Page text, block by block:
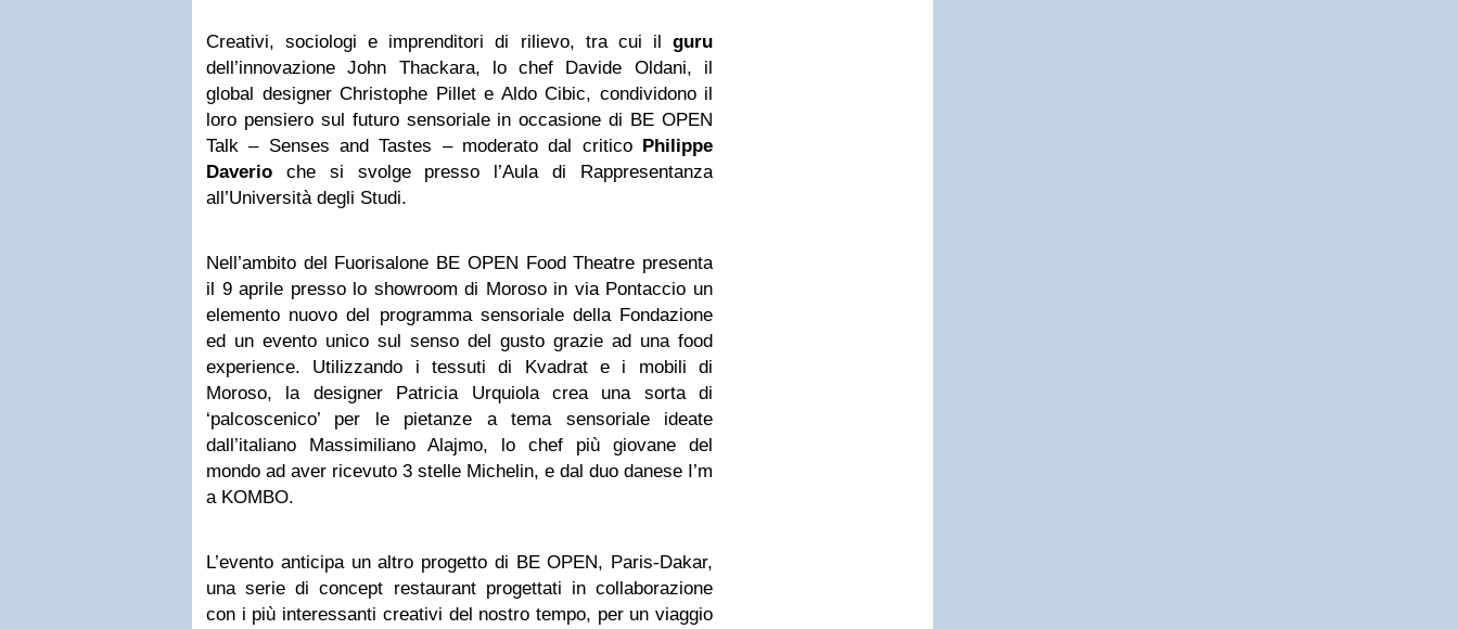
Creativi, sociologi e imprenditori di rilievo, tra cui il guru
dell’innovazione John Thackara, lo chef Davide Oldani, il
global designer Christophe Pillet e Aldo Cibic, condividono il
loro pensiero sul futuro sensoriale in occasione di BE OPEN
Talk – Senses and Tastes – moderato dal critico Philippe
Daverio che si svolge presso l’Aula di Rappresentanza
all’Università degli Studi.
Nell’ambito del Fuorisalone BE OPEN Food Theatre presenta
il 9 aprile presso lo showroom di Moroso in via Pontaccio un
elemento nuovo del programma sensoriale della Fondazione
ed un evento unico sul senso del gusto grazie ad una food
experience. Utilizzando i tessuti di Kvadrat e i mobili di
Moroso, la designer Patricia Urquiola crea una sorta di
‘palcoscenico’ per le pietanze a tema sensoriale ideate
dall’italiano Massimiliano Alajmo, lo chef più giovane del
mondo ad aver ricevuto 3 stelle Michelin, e dal duo danese I’m
a KOMBO.
L’evento anticipa un altro progetto di BE OPEN, Paris-Dakar,
una serie di concept restaurant progettati in collaborazione
con i più interessanti creativi del nostro tempo, per un viaggio